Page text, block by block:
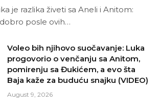
je razlika živeti sa Aneli i Anitom:
posle ovih…
Voleo bih njihovo suočavanje: Luka
progovorio o venčanju sa Anitom,
pomirenju sa Đukićem, a evo šta
Baja kaže za buduću snajku (VIDEO)
August 9, 2026